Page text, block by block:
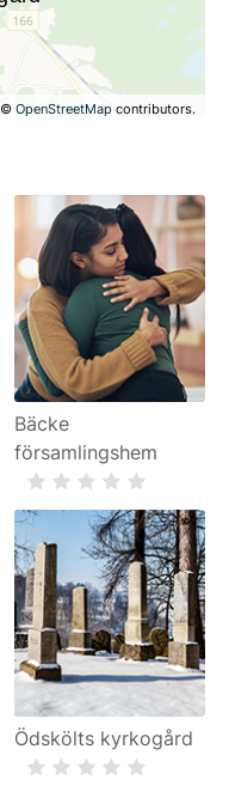
©OpenStreetMap contributors.
Bäcke
församlingshem
Ödskölts kyrkogård